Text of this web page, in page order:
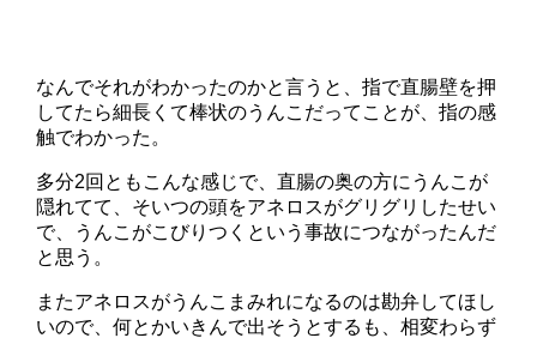
なんでそれがわかったのかと言うと、指で直腸壁を押
してたら細長くて棒状のうんこだってことが、指の感
触でわかった。
多分2回ともこんな感じで、直腸の奥の方にうんこが
隠れてて、そいつの頭をアネロスがグリグリしたせい
で、うんこがこびりつくという事故につながったんだ
と思う。
またアネロスがうんこまみれになるのは勘弁してほし
いので、何とかいきんで出そうとするも、相変わらず